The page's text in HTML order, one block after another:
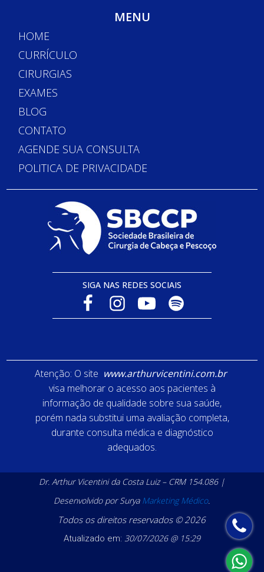
MENU
HOME
CURRÍCULO
CIRURGIAS
EXAMES
BLOG
CONTATO
AGENDE SUA CONSULTA
POLITICA DE PRIVACIDADE
SIGA NAS REDES SOCIAIS
Atenção: O site www.arthurvicentini.com.br
visa melhorar o acesso aos pacientes à
informação de qualidade sobre sua saúde,
porém nada substitui uma avaliação completa,
durante consulta médica e diagnóstico
adequados.
Dr. Arthur Vicentini da Costa Luiz – CRM 154.086 |
Desenvolvido por Surya Marketing Médico.
Todos os direitos reservados © 2026
Atualizado em: 30/07/2026 @ 15:29